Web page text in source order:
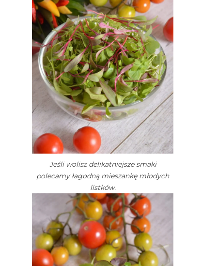
Jeśli wolisz delikatniejsze smaki
polecamy łagodną mieszankę młodych
listków.